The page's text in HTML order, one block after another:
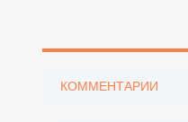
КОММЕНТАРИИ